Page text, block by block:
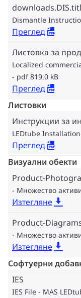
Dismantle
Преглед
Листовка за
Localized
pdf 819.0 kB
Преглед
Листовки
Инструкции за
LEDtube Installation
Преглед
Визуални обекти
Product-
Множество
Изтегляне
Product-
Множество
Изтегляне
Софтуерни
IES
IES File - MAS